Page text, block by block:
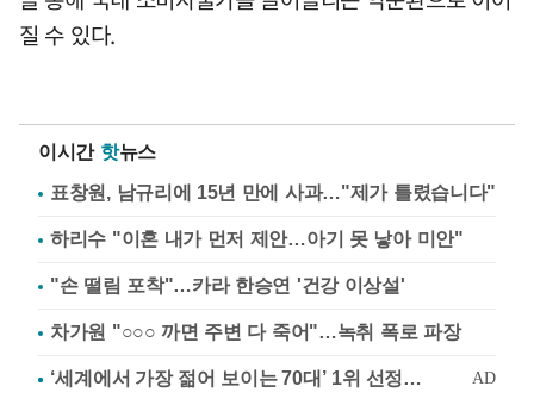
질 수 있다.
이시간 핫뉴스
표창원, 남규리에 15년 만에 사과…"제가 틀렸습니다"
하리수 "이혼 내가 먼저 제안…아기 못 낳아 미안"
"손 떨림 포착"…카라 한승연 '건강 이상설'
차가원 "○○○ 까면 주변 다 죽어"…녹취 폭로 파장